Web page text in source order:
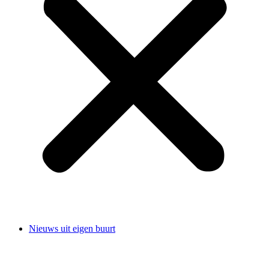
Nieuws uit eigen buurt